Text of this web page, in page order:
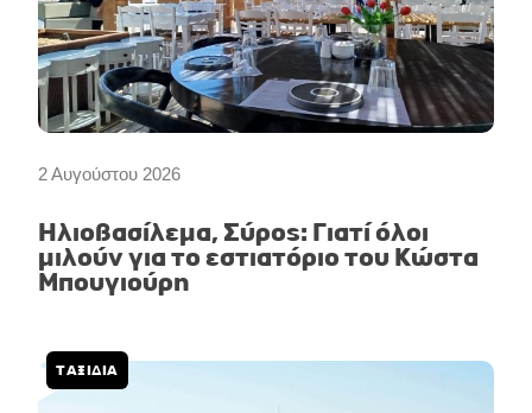
2 Αυγούστου 2026
Ηλιοβασίλεμα, Σύρος: Γιατί όλοι
μιλούν για το εστιατόριο του Κώστα
Μπουγιούρη
ΤΑΞΙΔΙΑ